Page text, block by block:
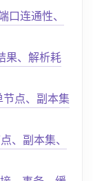
连通性、
果、解析耗
点、副本集
、副本集、